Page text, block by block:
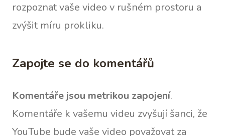
rozpoznat vaše video v rušném prostoru a
zvýšit míru prokliku.
Zapojte se do komentářů
Komentáře jsou metrikou zapojení.
Komentáře k vašemu videu zvyšují šanci, že
YouTube bude vaše video považovat za